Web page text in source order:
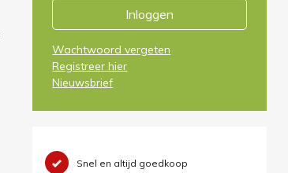
Inloggen
Wachtwoord vergeten
Registreer hier
Nieuwsbrief
Snel en altijd goedkoop